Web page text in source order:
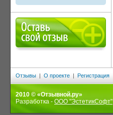
Отзывы | О проекте | Регистрация
2010 © «Отзывной.ру»
Разработка - ООО "ЭстетикСофт"